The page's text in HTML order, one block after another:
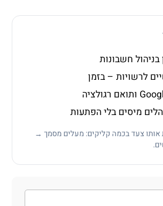
לרשויות – בזמן
מיסים בלי הפתעות
צעד בכמה קליקים: מעלים מסמך →